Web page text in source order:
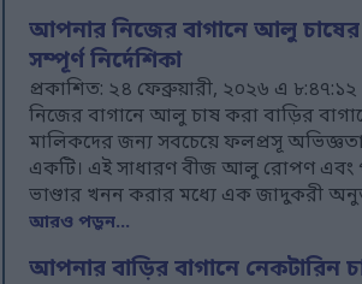
আপনার নিজের বাগানে আলু
সম্পূর্ণ নির্দেশিকা
প্রকাশিত: ২৪ ফেব্রুয়ারী, ২০২৬ এ
নিজের বাগানে আলু চাষ করা বাড়ির
মালিকদের জন্য সবচেয়ে ফলপ্রসূ
একটি। এই সাধারণ বীজ আলু রোপণ এবং
ভাণ্ডার খনন করার মধ্যে এক জাদুকরী
আরও পড়ুন...
আপনার বাড়ির বাগানে নেকটারিন